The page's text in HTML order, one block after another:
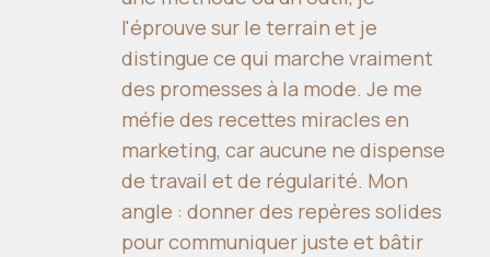
l'éprouve sur le terrain et je
distingue ce qui marche vraiment
des promesses à la mode. Je me
méfie des recettes miracles en
marketing, car aucune ne dispense
de travail et de régularité. Mon
angle : donner des repères solides
pour communiquer juste et bâtir